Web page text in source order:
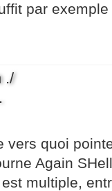
par
./
vers quoi
Again
multiple,